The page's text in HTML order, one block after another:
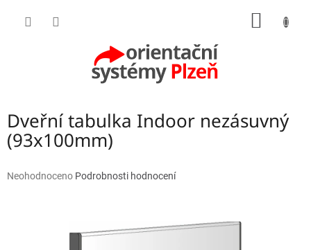
Dveřní tabulka Indoor nezásuvný
(93x100mm)
Průměrné
Neohodnoceno Podrobnosti hodnocení